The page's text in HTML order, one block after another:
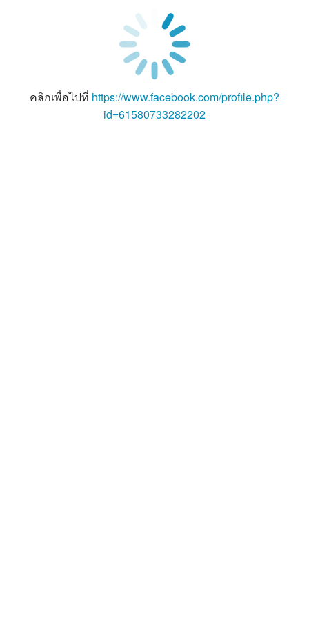
คลิกเพื่อไปที่ https://www.facebook.com/profile.php?
id=61580733282202